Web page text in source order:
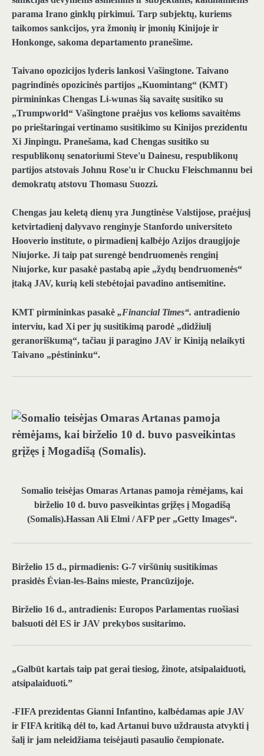
parama Irano ginklų pirkimui. Tarp subjektų, kuriems
taikomos sankcijos, yra žmonių ir įmonių Kinijoje ir
Honkonge, sakoma departamento pranešime.
Taivano opozicijos lyderis lankosi Vašingtone. Taivano
pagrindinės opozicinės partijos „Kuomintang“ (KMT)
pirmininkas Chengas Li-wunas šią savaitę susitiko su
„Trumpworld“ Vašingtone praėjus vos kelioms savaitėms
po prieštaringai vertinamo susitikimo su Kinijos prezidentu
Xi Jinpingu. Pranešama, kad Chengas susitiko su
respublikonų senatoriumi Steve'u Dainesu, respublikonų
partijos atstovais Johnu Rose'u ir Chucku Fleischmannu bei
demokratų atstovu Thomasu Suozzi.
Chengas jau keletą dienų yra Jungtinėse Valstijose, praėjusį
ketvirtadienį dalyvavo renginyje Stanfordo universiteto
Hooverio institute, o pirmadienį kalbėjo Azijos draugijoje
Niujorke. Ji taip pat surengė bendruomenės renginį
Niujorke, kur pasakė pastabą apie „žydų bendruomenės“
įtaką JAV, kurią keli stebėtojai pavadino antisemitine.
KMT pirmininkas pasakė „Financial Times“. antradienio
interviu, kad Xi per jų susitikimą parodė „didžiulį
geranoriškumą“, tačiau ji paragino JAV ir Kiniją nelaikyti
Taivano „pėstininku“.
Somalio teisėjas Omaras Artanas pamoja rėmėjams, kai
birželio 10 d. buvo pasveikintas grįžęs į Mogadišą
(Somalis).Hassan Ali Elmi / AFP per „Getty Images“.
Birželio 15 d., pirmadienis: G-7 viršūnių susitikimas
prasidės Évian-les-Bains mieste, Prancūzijoje.
Birželio 16 d., antradienis: Europos Parlamentas ruošiasi
balsuoti dėl ES ir JAV prekybos susitarimo.
„Galbūt kartais taip pat gerai tiesiog, žinote, atsipalaiduoti,
atsipalaiduoti.”
-FIFA prezidentas Gianni Infantino, kalbėdamas apie JAV
ir FIFA kritiką dėl to, kad Artanui buvo uždrausta atvykti į
šalį ir jam neleidžiama teisėjauti pasaulio čempionate.